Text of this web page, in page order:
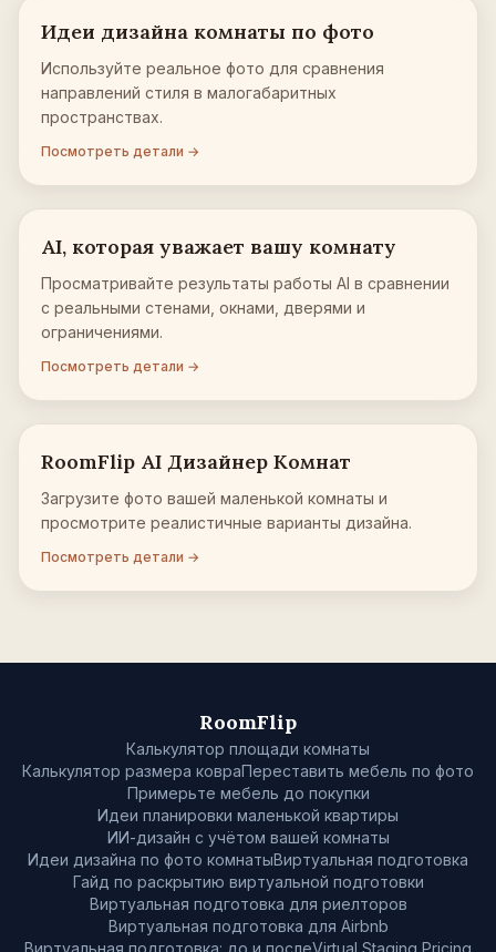
Идеи дизайна комнаты по фото
Используйте реальное фото для сравнения
направлений стиля в малогабаритных
пространствах.
Посмотреть детали →
AI, которая уважает вашу комнату
Просматривайте результаты работы AI в сравнении
с реальными стенами, окнами, дверями и
ограничениями.
Посмотреть детали →
RoomFlip AI Дизайнер Комнат
Загрузите фото вашей маленькой комнаты и
просмотрите реалистичные варианты дизайна.
Посмотреть детали →
RoomFlip
Калькулятор площади комнаты
Калькулятор размера ковраПереставить мебель по фото
Примерьте мебель до покупки
Идеи планировки маленькой квартиры
ИИ-дизайн с учётом вашей комнаты
Идеи дизайна по фото комнатыВиртуальная подготовка
Гайд по раскрытию виртуальной подготовки
Виртуальная подготовка для риелторов
Виртуальная подготовка для Airbnb
Виртуальная подготовка: до и послеVirtual Staging Pricing